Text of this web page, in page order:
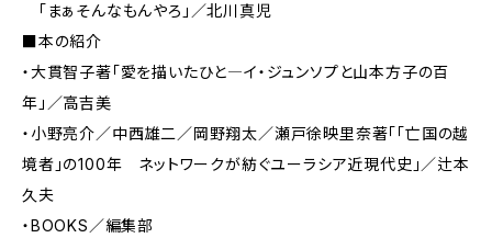
「まぁそんなもんやろ」／北川真児
■本の紹介
・大貫智子著「愛を描いたひと―イ・ジュンソプと山本方子の百
年」／高吉美
・小野亮介／中西雄二／岡野翔太／瀬戸徐映里奈著「「亡国の越
境者」の100年 ネットワークが紡ぐユーラシア近現代史」／辻本
久夫
・BOOKS／編集部